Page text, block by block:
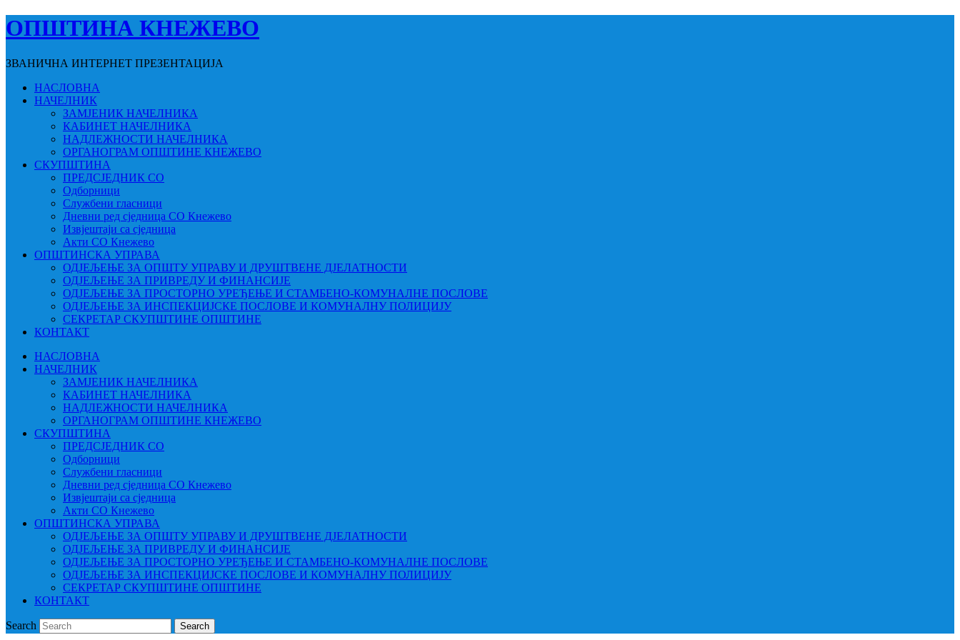
ОПШТИНА КНЕЖЕВО
ЗВАНИЧНА ИНТЕРНЕТ ПРЕЗЕНТАЦИЈА
НАСЛОВНА
НАЧЕЛНИК
ЗАМЈЕНИК НАЧЕЛНИКА
КАБИНЕТ НАЧЕЛНИКА
НАДЛЕЖНОСТИ НАЧЕЛНИКА
ОРГАНОГРАМ ОПШТИНЕ КНЕЖЕВО
СКУПШТИНА
ПРЕДСЈЕДНИК СО
Одборници
Службени гласници
Дневни ред сједница СО Кнежево
Извјештаји са сједница
Акти СО Кнежево
ОПШТИНСКА УПРАВА
ОДЈЕЉЕЊЕ ЗА ОПШТУ УПРАВУ И ДРУШТВЕНЕ ДЈЕЛАТНОСТИ
ОДЈЕЉЕЊЕ ЗА ПРИВРЕДУ И ФИНАНСИЈЕ
ОДЈЕЉЕЊЕ ЗА ПРОСТОРНО УРЕЂЕЊЕ И СТАМБЕНО-КОМУНАЛНЕ ПОСЛОВЕ
ОДЈЕЉЕЊЕ ЗА ИНСПЕКЦИЈСКЕ ПОСЛОВЕ И КОМУНАЛНУ ПОЛИЦИЈУ
СЕКРЕТАР СКУПШТИНЕ ОПШТИНЕ
КОНТАКТ
НАСЛОВНА
НАЧЕЛНИК
ЗАМЈЕНИК НАЧЕЛНИКА
КАБИНЕТ НАЧЕЛНИКА
НАДЛЕЖНОСТИ НАЧЕЛНИКА
ОРГАНОГРАМ ОПШТИНЕ КНЕЖЕВО
СКУПШТИНА
ПРЕДСЈЕДНИК СО
Одборници
Службени гласници
Дневни ред сједница СО Кнежево
Извјештаји са сједница
Акти СО Кнежево
ОПШТИНСКА УПРАВА
ОДЈЕЉЕЊЕ ЗА ОПШТУ УПРАВУ И ДРУШТВЕНЕ ДЈЕЛАТНОСТИ
ОДЈЕЉЕЊЕ ЗА ПРИВРЕДУ И ФИНАНСИЈЕ
ОДЈЕЉЕЊЕ ЗА ПРОСТОРНО УРЕЂЕЊЕ И СТАМБЕНО-КОМУНАЛНЕ ПОСЛОВЕ
ОДЈЕЉЕЊЕ ЗА ИНСПЕКЦИЈСКЕ ПОСЛОВЕ И КОМУНАЛНУ ПОЛИЦИЈУ
СЕКРЕТАР СКУПШТИНЕ ОПШТИНЕ
КОНТАКТ
Search Search